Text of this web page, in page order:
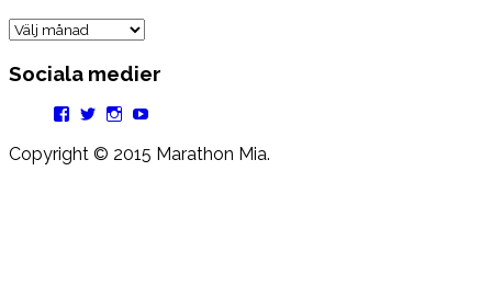
Arkiv
Sociala medier
Facebook
TwitterInstagram
Copyright © 2015 Marathon Mia.